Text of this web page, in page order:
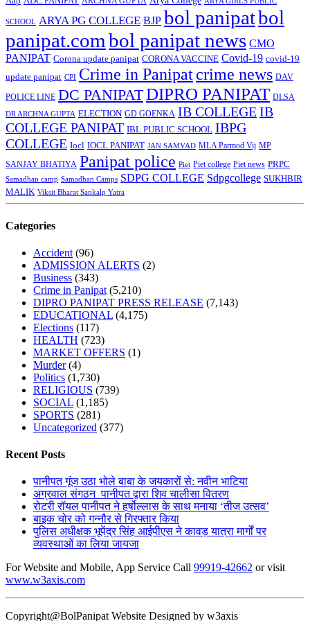
SCHOOL ARYA PG COLLEGE BJP bol panipatbol
panipat.combol panipat news CMO
PANIPAT Corona update panipat CORONA VACCINE Covid-19 covid-19
update panipat CPI Crime in Panipatcrime news DAV
POLICE LINE DC PANIPATDIPRO PANIPAT DLSA
DR ARCHNA GUPTA ELECTION GD GOENKA IB COLLEGEIB
COLLEGE PANIPAT IBL PUBLIC SCHOOL IBPG
COLLEGE Iocl IOCL PANIPAT JAN SAMVAD MLA Parmod Vij MP
SANJAY BHATIYA Panipat police Piet Piet college Piet news PRPC
Samadhan camp Samadhan Camps SDPG COLLEGE Sdpgcollege SUKHBIR
MALIK Viksit Bharat Sankalp Yatra
Categories
Accident (96)
ADMISSION ALERTS (2)
Business (343)
Crime in Panipat (5,210)
DIPRO PANIPAT PRESS RELEASE (7,143)
EDUCATIONAL (4,175)
Elections (117)
HEALTH (723)
MARKET OFFERS (1)
Murder(4)
Politics (1,730)
RELIGIOUS (739)
SOCIAL (1,185)
SPORTS (281)
Uncategorized (377)
Recent Posts
पानीपत गूंज उठा भोले बाबा के जयकारों से: नवीन भाटिया
अग्रवाल संगठन पानीपत द्वारा शिव चालीसा वितरण
रोटरी रॉयल पानीपत ने हर्षोल्लास के साथ मनाया ‘तीज उत्सव’
बाइक चोर को गन्नौर से गिरफ्तार किया
पुलिस अधीक्षक भूपेंद्र सिंह आईपीएस ने कावड़ यात्रा मार्गों पर
व्यवस्थाओं का लिया जायजा
For Website and Mobile, App Service Call 99919-42662 or visit
www.w3axis.com
Copyright@BolPanipat Website Designed by w3axis